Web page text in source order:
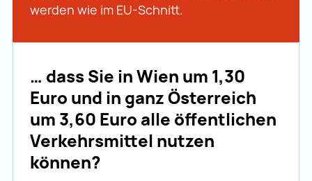
werden wie im EU-Schnitt.
… dass Sie in Wien um 1,30
Euro und in ganz Österreich
um 3,60 Euro alle öffentlichen
Verkehrsmittel nutzen
können?